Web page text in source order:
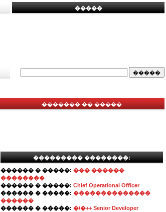
�����
������� �� �����
��������� ��������:
������ � �����: ��� ������
��������
������ � �����: Chief Operational Officer
������ � �����: ��������������
������
������ � �����: �/�++ Senior Developer